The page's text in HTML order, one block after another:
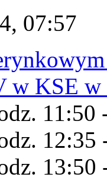
07:57
w KSE
11:50
12:35
13:50